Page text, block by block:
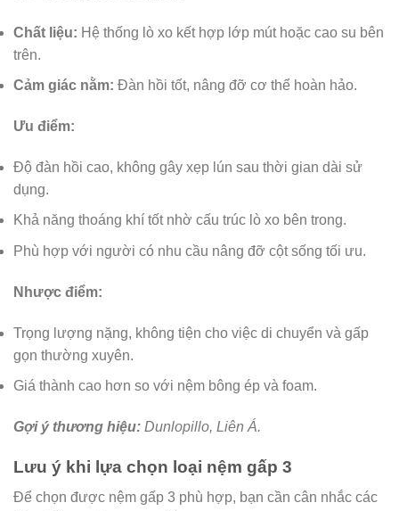
Chất liệu: Hệ thống lò xo kết hợp lớp mút hoặc cao su bên
trên.
Cảm giác nằm: Đàn hồi tốt, nâng đỡ cơ thể hoàn hảo.
Ưu điểm:
Độ đàn hồi cao, không gây xẹp lún sau thời gian dài sử
dụng.
Khả năng thoáng khí tốt nhờ cấu trúc lò xo bên trong.
Phù hợp với người có nhu cầu nâng đỡ cột sống tối ưu.
Nhược điểm:
Trọng lượng nặng, không tiện cho việc di chuyển và gấp
gọn thường xuyên.
Giá thành cao hơn so với nệm bông ép và foam.
Gợi ý thương hiệu: Dunlopillo, Liên Á.
Lưu ý khi lựa chọn loại nệm gấp 3
Để chọn được nệm gấp 3 phù hợp, bạn cần cân nhắc các